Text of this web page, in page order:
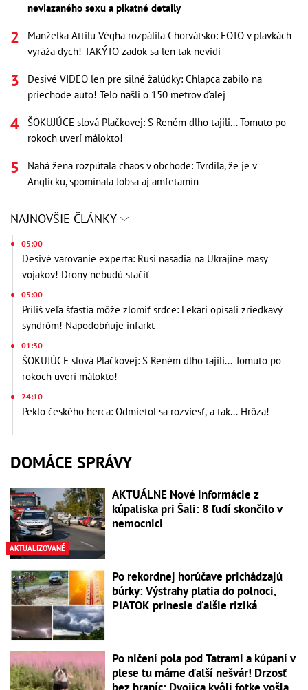
neviazaného sexu a pikatné detaily
Manželka Attilu Végha rozpálila Chorvátsko: FOTO v plavkách
vyráža dych! TAKÝTO zadok sa len tak nevidí
Desivé VIDEO len pre silné žalúdky: Chlapca zabilo na
priechode auto! Telo našli o 150 metrov ďalej
ŠOKUJÚCE slová Plačkovej: S Reném dlho tajili... Tomuto po
rokoch uverí málokto!
Nahá žena rozpútala chaos v obchode: Tvrdila, že je v
Anglicku, spomínala Jobsa aj amfetamín
NAJNOVŠIE ČLÁNKY
05:00
Desivé varovanie experta: Rusi nasadia na Ukrajine masy
vojakov! Drony nebudú stačiť
05:00
Príliš veľa šťastia môže zlomiť srdce: Lekári opísali zriedkavý
syndróm! Napodobňuje infarkt
01:30
ŠOKUJÚCE slová Plačkovej: S Reném dlho tajili... Tomuto po
rokoch uverí málokto!
24:10
Peklo českého herca: Odmietol sa rozviesť, a tak... Hrôza!
DOMÁCE SPRÁVY
AKTUALIZOVANÉ
AKTUÁLNE Nové informácie z
kúpaliska pri Šali: 8 ľudí skončilo v
nemocnici
Po rekordnej horúčave prichádzajú
búrky: Výstrahy platia do polnoci,
PIATOK prinesie ďalšie riziká
Po ničení pola pod Tatrami a kúpaní v
plese tu máme ďalší nešvár! Drzosť